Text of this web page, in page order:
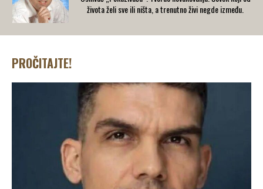
života želi sve ili ništa, a trenutno živi negde između.
PROČITAJTE!